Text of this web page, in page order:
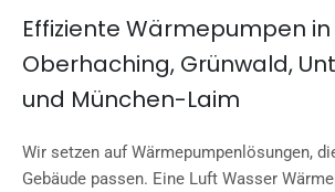
Effiziente Wärmepumpen in
Oberhaching, Grünwald,
und München-Laim
Wir setzen auf Wärmepumpenlösungen,
Gebäude passen. Eine Luft Wasser